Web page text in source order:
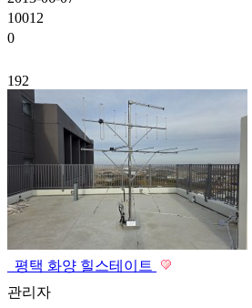
10012
0
192
평택 화양 힐스테이트
관리자